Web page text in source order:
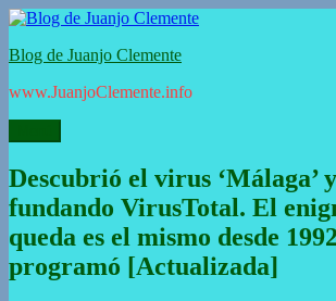
Ir
contenido
Blog de Juanjo Clemente
www.JuanjoClemente.info
Descubrió el virus ‘Málaga’
fundando VirusTotal. El
queda es el mismo desde
programó [Actualizada]